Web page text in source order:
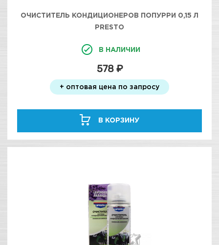
ОЧИСТИТЕЛЬ КОНДИЦИОНЕРОВ ПОПУРРИ 0,15 Л
PRESTO
В НАЛИЧИИ
578 ₽
+ оптовая цена по запросу
В КОРЗИНУ